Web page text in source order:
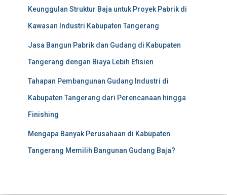
Keunggulan Struktur Baja untuk Proyek Pabrik di
Kawasan Industri Kabupaten Tangerang
Jasa Bangun Pabrik dan Gudang di Kabupaten
Tangerang dengan Biaya Lebih Efisien
Tahapan Pembangunan Gudang Industri di
Kabupaten Tangerang dari Perencanaan hingga
Finishing
Mengapa Banyak Perusahaan di Kabupaten
Tangerang Memilih Bangunan Gudang Baja?